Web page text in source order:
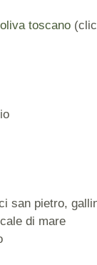
toscano
san pietro,
di mare